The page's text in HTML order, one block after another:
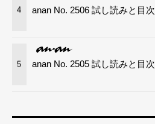
4 anan No. 2506 試し読みと目次
5 anan No. 2505 試し読みと目次